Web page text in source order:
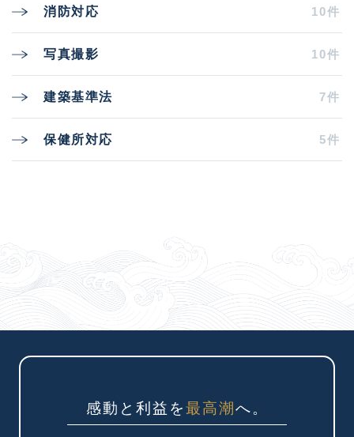
消防対応 10件
写真撮影 10件
建築基準法 7件
保健所対応 5件
感動と利益を最高潮へ。